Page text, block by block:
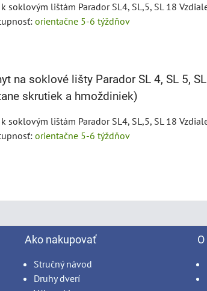
soklovým lištám Parador SL4, SL,5, SL 18
orientačne 5-6 týždňov
na soklové lišty Parador SL 4, SL 5,
skrutiek a hmoždiniek)
soklovým lištám Parador SL4, SL,5, SL 18
orientačne 5-6 týždňov
Ako nakupovať
Stručný návod
Druhy dverí